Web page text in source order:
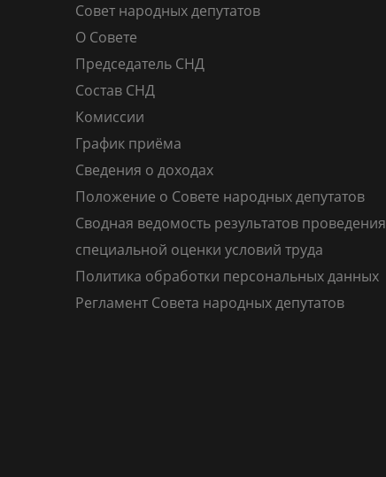
Совет народных депутатов
О Совете
Председатель СНД
Состав СНД
Комиссии
График приёма
Сведения о доходах
Положение о Совете народных депутатов
Сводная ведомость результатов проведения
специальной оценки условий труда
Политика обработки персональных данных
Регламент Совета народных депутатов